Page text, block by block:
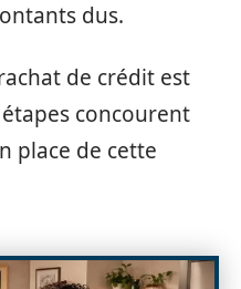
dus.
de crédit est
concourent
place de cette